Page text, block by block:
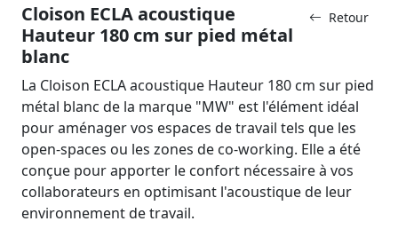
Retour
Cloison ECLA acoustique
Hauteur 180 cm sur pied métal
blanc
La Cloison ECLA acoustique Hauteur 180 cm sur pied
métal blanc de la marque "MW" est l'élément idéal
pour aménager vos espaces de travail tels que les
open-spaces ou les zones de co-working. Elle a été
conçue pour apporter le confort nécessaire à vos
collaborateurs en optimisant l'acoustique de leur
environnement de travail.